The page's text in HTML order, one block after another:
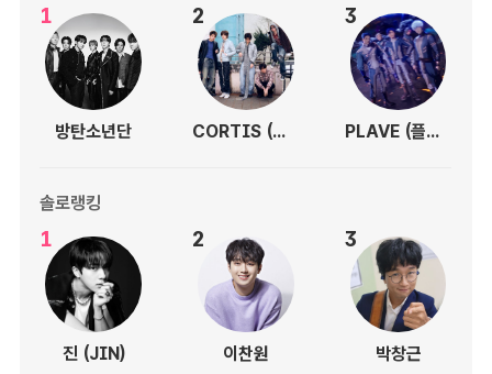
1
방탄소년단
2
CORTIS (코르티스)
3
PLAVE (플레이브)
솔로랭킹
1
진 (JIN)
2
이찬원
3
박창근